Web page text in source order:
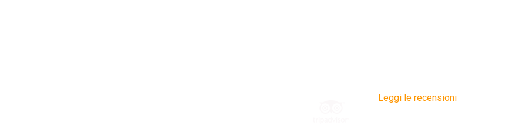
Leggi le recensioni